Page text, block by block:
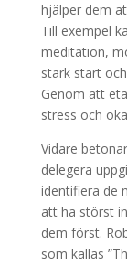
hjälper dem
Till exempel
meditation,
stark start
Genom att
stress och
Vidare
delegera
identifiera de
att ha störst
dem först.
som kallas